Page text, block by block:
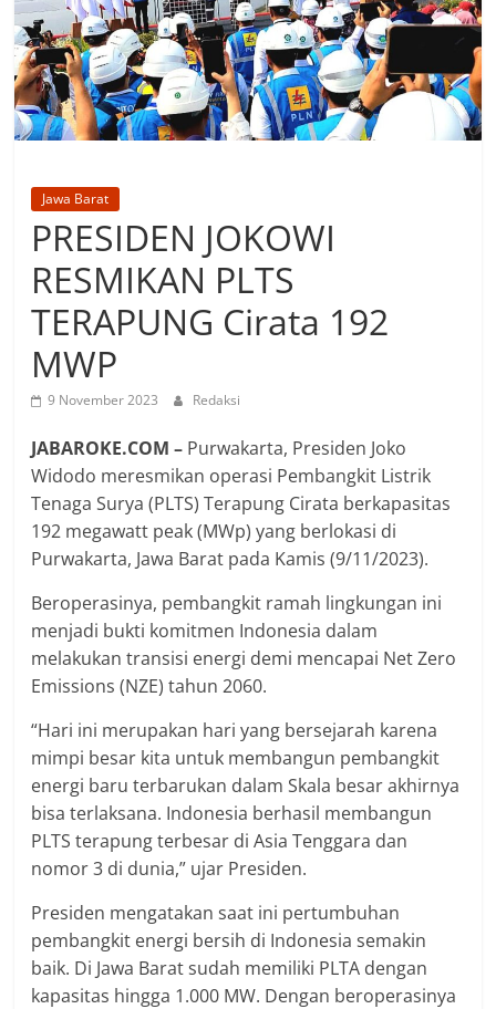
Jawa Barat
PRESIDEN JOKOWI
RESMIKAN PLTS
TERAPUNG Cirata 192
MWP
9 November 2023 Redaksi
JABAROKE.COM – Purwakarta, Presiden Joko
Widodo meresmikan operasi Pembangkit Listrik
Tenaga Surya (PLTS) Terapung Cirata berkapasitas
192 megawatt peak (MWp) yang berlokasi di
Purwakarta, Jawa Barat pada Kamis (9/11/2023).
Beroperasinya, pembangkit ramah lingkungan ini
menjadi bukti komitmen Indonesia dalam
melakukan transisi energi demi mencapai Net Zero
Emissions (NZE) tahun 2060.
“Hari ini merupakan hari yang bersejarah karena
mimpi besar kita untuk membangun pembangkit
energi baru terbarukan dalam Skala besar akhirnya
bisa terlaksana. Indonesia berhasil membangun
PLTS terapung terbesar di Asia Tenggara dan
nomor 3 di dunia,” ujar Presiden.
Presiden mengatakan saat ini pertumbuhan
pembangkit energi bersih di Indonesia semakin
baik. Di Jawa Barat sudah memiliki PLTA dengan
kapasitas hingga 1.000 MW. Dengan beroperasinya